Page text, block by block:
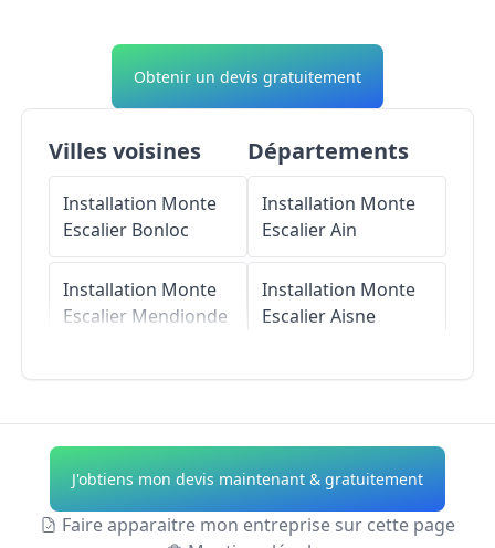
Obtenir un devis gratuitement
Villes voisines
Installation Monte
Escalier Bonloc
Installation Monte
Escalier Mendionde
Installation Monte
EscalierMacaye
Départements
Installation Monte
EscalierAin
Installation Monte
EscalierAisne
Installation Monte
EscalierAlpes-de-
Haute-Provence
J'obtiens mon devis maintenant & gratuitement
Faire apparaitre mon entreprise sur cette page